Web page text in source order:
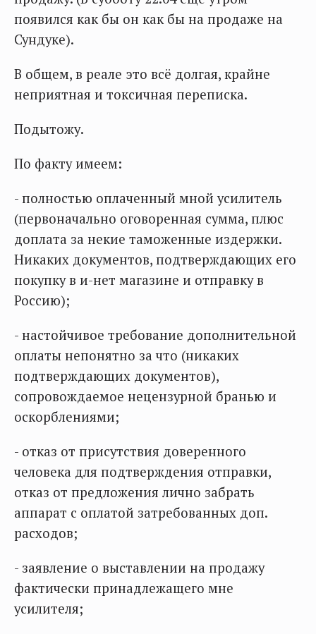
появился как бы он как бы на продаже на
Сундуке).
В общем, в реале это всё долгая, крайне
неприятная и токсичная переписка.
Подытожу.
По факту имеем:
- полностью оплаченный мной усилитель
(первоначально оговоренная сумма, плюс
доплата за некие таможенные издержки.
Никаких документов, подтверждающих его
покупку в и-нет магазине и отправку в
Россию);
- настойчивое требование дополнительной
оплаты непонятно за что (никаких
подтверждающих документов),
сопровождаемое нецензурной бранью и
оскорблениями;
- отказ от присутствия доверенного
человека для подтверждения отправки,
отказ от предложения лично забрать
аппарат с оплатой затребованных доп.
расходов;
- заявление о выставлении на продажу
фактически принадлежащего мне
усилителя;